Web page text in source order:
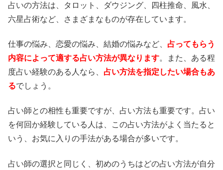
占いの方法は、タロット、ダウジング、四柱推命、風水、
六星占術など、さまざまなものが存在しています。
仕事の悩み、恋愛の悩み、結婚の悩みなど、 占ってもらう
内容によって適する占い方法が異なります。また、ある程
度占い経験のある人なら、 占い方法を指定したい場合もあ
るでしょう。
占い師との相性も重要ですが、占い方法も重要です。占い
を何回か経験している人は、この占い方法がよく当たると
いう、お気に入りの手法がある場合が多いです。
占い師の選択と同じく、初めのうちはどの占い方法が自分